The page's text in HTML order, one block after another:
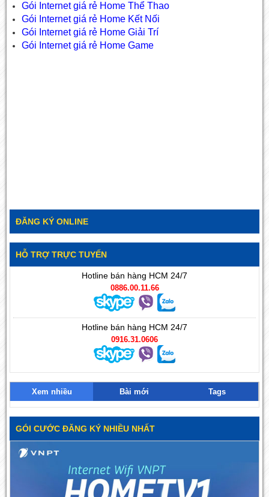
Gói Internet giá rẻ Home Thể Thao
Gói Internet giá rẻ Home Kết Nối
Gói Internet giá rẻ Home Giải Trí
Gói Internet giá rẻ Home Game
ĐĂNG KÝ ONLINE
HỖ TRỢ TRỰC TUYẾN
Hotline bán hàng HCM 24/7
0886.00.11.66
Hotline bán hàng HCM 24/7
0916.31.0606
Xem nhiều Bài mới Tags
GÓI CƯỚC ĐĂNG KÝ NHIỀU NHẤT